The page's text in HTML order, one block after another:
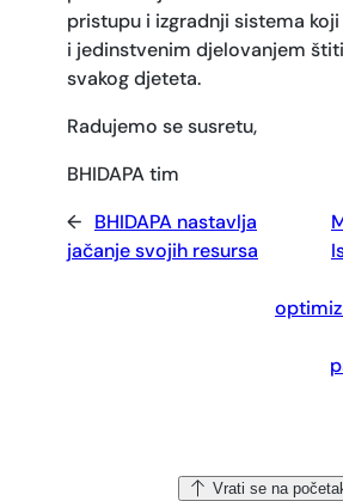
pristupu i izgradnji sistema
i jedinstvenim djelovanjem
svakog djeteta.
Radujemo se susretu,
BHIDAPA tim
← BHIDAPA nastavlja
jačanje svojih resursa
Vrati se na